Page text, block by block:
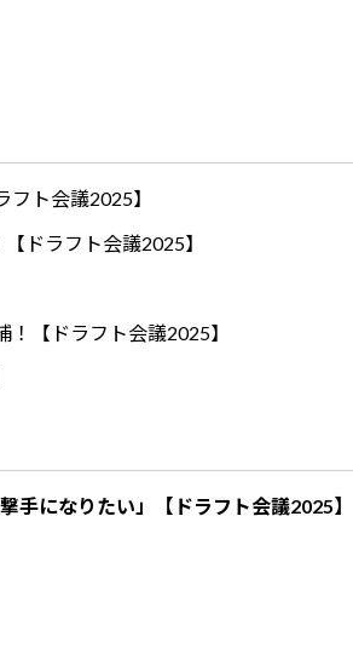
ト会議2025】
ドラフト会議2025】
【ドラフト会議2025】
手になりたい」【ドラフト会議2025】